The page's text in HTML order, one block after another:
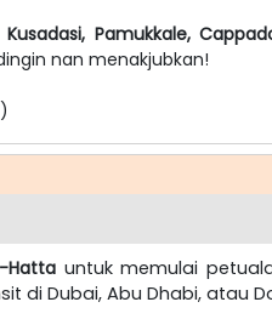
Kusadasi, Pamukkale,
nan menakjubkan!
Hatta untuk memulai
di Dubai, Abu Dhabi, atau